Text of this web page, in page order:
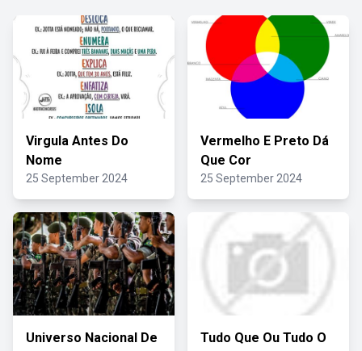
Virgula Antes Do
Nome
25 September 2024
Vermelho E Preto Dá
Que Cor
25 September 2024
Universo Nacional De
Tudo Que Ou Tudo O